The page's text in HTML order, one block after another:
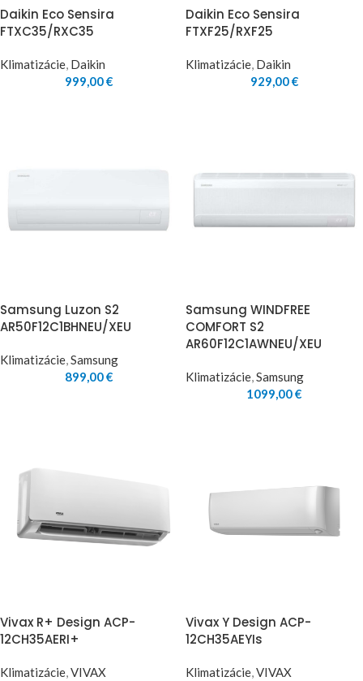
Daikin Eco Sensira
FTXC35/RXC35
Klimatizácie, Daikin
999,00€
Daikin Eco Sensira
FTXF25/RXF25
Klimatizácie, Daikin
929,00€
Samsung Luzon S2
AR50F12C1BHNEU/XEU
Klimatizácie,Samsung
899,00€
Samsung WINDFREE
COMFORT S2
AR60F12C1AWNEU/XEU
Klimatizácie,Samsung
1099,00€
Vivax R+ Design ACP-
12CH35AERI+
Klimatizácie,VIVAX
Vivax Y Design ACP-
12CH35AEYIs
Klimatizácie,VIVAX